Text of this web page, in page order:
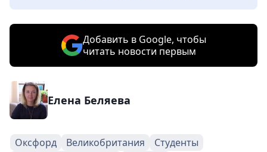
Добавить в Google, чтобы
читать новости первым
Елена Беляева
Оксфорд Великобритания
Студенты